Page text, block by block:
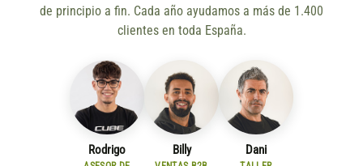
de principio a fin. Cada año ayudamos a más de 1.400
clientes en toda España.
Rodrigo Billy Dani